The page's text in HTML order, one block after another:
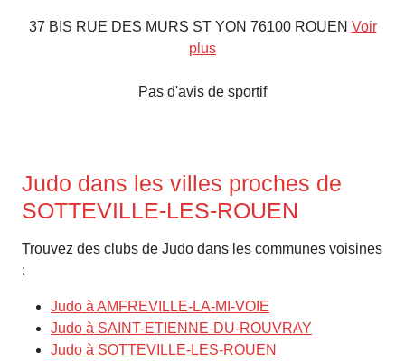
37 BIS RUE DES MURS ST YON 76100 ROUEN Voir
plus
Pas d'avis de sportif
Judo dans les villes proches de
SOTTEVILLE-LES-ROUEN
Trouvez des clubs de Judo dans les communes voisines
:
Judo à AMFREVILLE-LA-MI-VOIE
Judo à SAINT-ETIENNE-DU-ROUVRAY
Judo à SOTTEVILLE-LES-ROUEN